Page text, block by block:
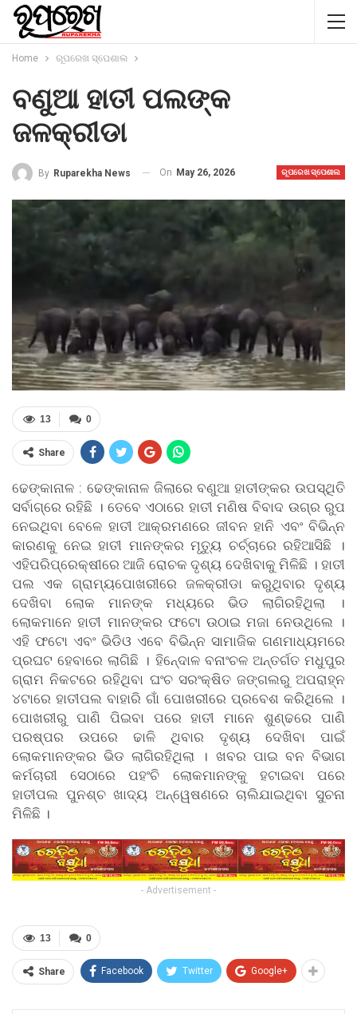
Home ରୂପରେଖ ସ୍ପେଶାଲ
ବଣୁଆ ହାତୀ ପଲଙ୍କ
ଜଳକ୍ରୀଡା
ରୂପରେଖ ସ୍ପେଶାଲ
By Ruparekha News On May 26, 2026
0
13
Share
ଢେଙ୍କାନାଳ : ଢେଙ୍କାନାଳ ଜିଲାରେ ବଣୁଆ ହାତୀଙ୍କର ଉପସ୍ଥିତି
ସର୍ବାଗ୍ରେ ରହିଛି । ତେବେ ଏଠାରେ ହାତୀ ମଣିଷ ବିବାଦ ଉଗ୍ର ରୁପ
ନେଇଥିବା ବେଳେ ହାତୀ ଆକ୍ରମଣରେ ଜୀବନ ହାନି ଏବଂ ବିଭିନ୍ନ
କାରଣକୁ ନେଇ ହାତୀ ମାନଙ୍କର ମୃତୁ୍ୟ ଚର୍ଚ୍ଚାରେ ରହିଆସିଛି ।
ଏହିପରିପ୍ରେକ୍ଷୀରେ ଆଜି ରୋଚକ ଦୃଶ୍ୟ ଦେଖିବାକୁ ମିଳିଛି । ହାତୀ
ପଲ ଏକ ଗ୍ରାମ୍ୟପୋଖରୀରେ ଜଳକ୍ରୀଡା କରୁଥିବାର ଦୃଶ୍ୟ
ଦେଖିବା ଲୋକ ମାନଙ୍କ ମଧ୍ୟରେ ଭିଡ ଲାଗିରହିଥିଲା ।
ଲୋକମାନେ ହାତୀ ମାନଙ୍କର ଫଟୋ ଉଠାଇ ମଜା ନେଉଥିଲେ ।
ଏହି ଫଟୋ ଏବଂ ଭିଡିଓ ଏବେ ବିଭିନ୍ନ ସାମାଜିକ ଗଣମାଧ୍ୟମରେ
ପ୍ରଘଟ ହେବାରେ ଲାଗିଛି । ହିନେ୍ଦାଳ ବନାଂଚଳ ଅନ୍ତର୍ଗତ ମଧୁପୁର
ଗ୍ରାମ ନିକଟରେ ରହିଥିବା ଘଂଚ ସରଂକ୍ଷିତ ଜଙ୍ଗଲରୁ ଅପରାହ୍ନ
୪ଟାରେ ହାତୀପଲ ବାହାରି ଗାଁ ପୋଖରୀରେ ପ୍ରବେଶ କରିଥିଲେ ।
ପୋଖରୀରୁ ପାଣି ପିଇବା ପରେ ହାତୀ ମାନେ ଶୁଣ୍ଢରେ ପାଣି
ପରଷ୍ପର ଉପରେ ଢାଳି ଥିବାର ଦୃଶ୍ୟ ଦେଖିବା ପାଇଁ
ଲୋକମାନଙ୍କର ଭିଡ ଲାଗିରହିଥିଲା । ଖବର ପାଇ ବନ ବିଭାଗ
କର୍ମଚାରୀ ସେଠାରେ ପହଂଚି ଲୋକମାନଙ୍କୁ ହଟାଇବା ପରେ
ହାତୀପଲ ପୁନଶ୍ଚ ଖାଦ୍ୟ ଅନ୍ୱେଷଣରେ ଚାଲିଯାଇଥିବା ସୁଚନା
ମିଳିଛି ।
- Advertisement -
0
13
Share Facebook Twitter Google+